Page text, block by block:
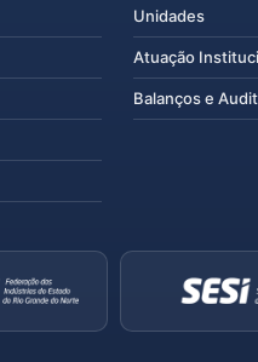
Unidades
Atuação
Balanços e